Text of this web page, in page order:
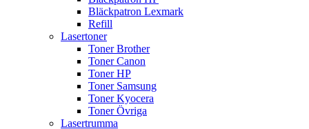
Bläckpatron Lexmark
Refill
Lasertoner
Toner Brother
Toner Canon
Toner HP
Toner Samsung
Toner Kyocera
Toner Övriga
Lasertrumma